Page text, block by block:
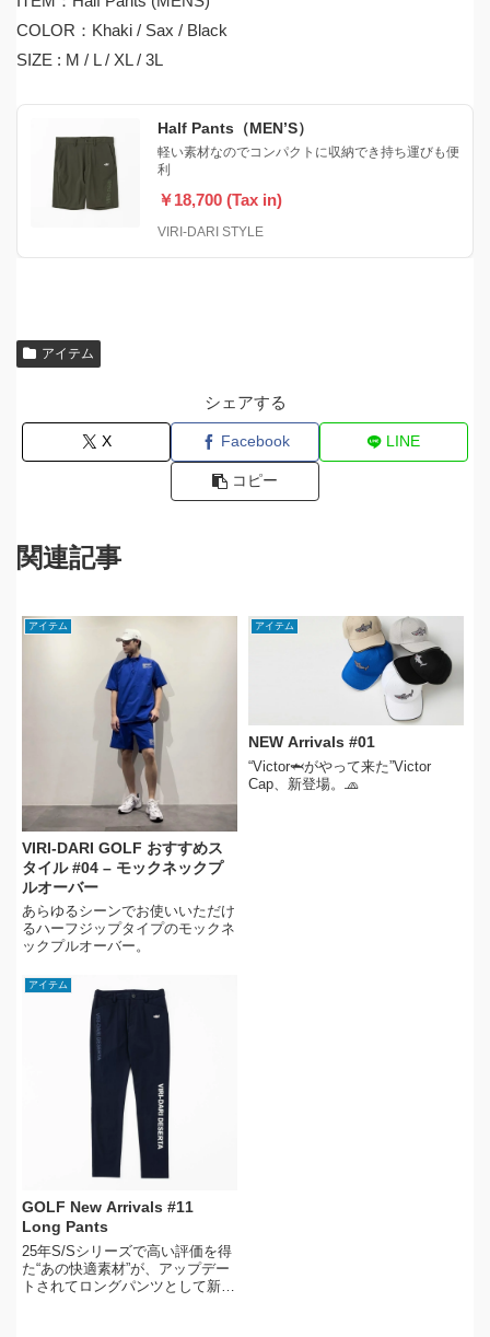
COLOR：Khaki / Sax / Black
SIZE : M / L / XL / 3L
Half Pants（MEN’S）
軽い素材なのでコンパクトに収納でき持ち運びも便
利
￥18,700 (Tax in)
VIRI-DARI STYLE
アイテム
シェアする
X Facebook LINE
コピー
関連記事
アイテム
VIRI-DARI GOLF おすすめス
タイル #04 – モックネックプ
ルオーバー
あらゆるシーンでお使いいただけ
るハーフジップタイプのモックネ
ックプルオーバー。
アイテム
NEW Arrivals #01
“Victor🦈がやって来た”Victor
Cap、新登場。🧢
アイテム
GOLF New Arrivals #11
Long Pants
25年S/Sシリーズで高い評価を得
た“あの快適素材”が、アップデー
トされてロングパンツとして新登